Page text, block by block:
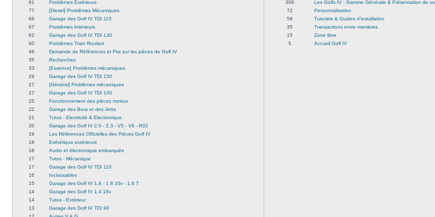
91
Problèmes Extérieurs
77
[Diesel] Problèmes Mécaniques
68
Garage des Golf IV TDI 115
67
Problèmes Intérieurs
62
Garage des Golf IV TDI 130
60
Problèmes Train Roulant
46
Demande de Références et Prix sur les pièces de Golf IV
35
Recherches
33
[Essence] Problèmes mécaniques
29
Garage des Golf IV TDI 150
27
[Général] Problèmes mécaniques
27
Garage des Golf IV TDI 100
25
Fonctionnement des pièces moteur
22
Garage des Bora et des Jetta
21
Tutos - Electricité & Electronique
20
Garage des Golf IV 2.0 - 2.3 - V5 - V6 - R32
19
Les Références Officielles des Pièces Golf IV
18
Esthétique extérieure
18
Audio et électronique embarquée
17
Tutos - Mécanique
17
Garage des Golf IV TDI 110
16
Inclassables
15
Garage des Golf IV 1.8 - 1.8 20v - 1.8 T
14
Garage des Golf IV 1.4 16v
14
Tutos - Extérieur
13
Garage des Golf IV TDI 90
306
Les Golfs IV : Gamme Générale & Présentation de
72
Personnalisation
58
Tutoriels & Guides d'installation
35
Transactions entre membres
15
Zone libre
5
Accueil Golf IV